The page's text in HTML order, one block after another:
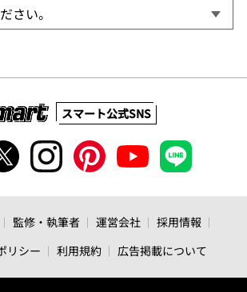
スマート公式SNS
監修・執筆者 運営会社
採用情報
リシー
利用規約 広告掲載について